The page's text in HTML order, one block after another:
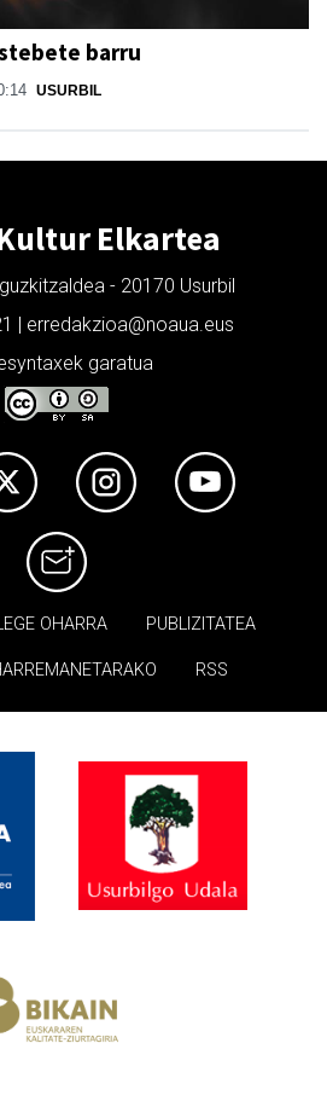
barru
USURBIL
Elkartea
- 20170 Usurbil
| erredakzioa@noaua.eus
garatua
OHARRA PUBLIZITATEA
RSS